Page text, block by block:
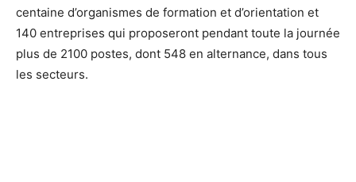
centaine d’organismes de formation et d’orientation et
140 entreprises qui proposeront pendant toute la journée
plus de 2100 postes, dont 548 en alternance, dans tous
les secteurs.